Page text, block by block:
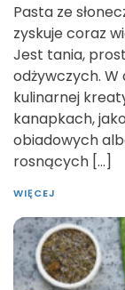
Pasta ze
zyskuje coraz
Jest tania,
odżywczych.
kulinarnej
kanapkach,
obiadowych
rosnących […]
WIĘCEJ